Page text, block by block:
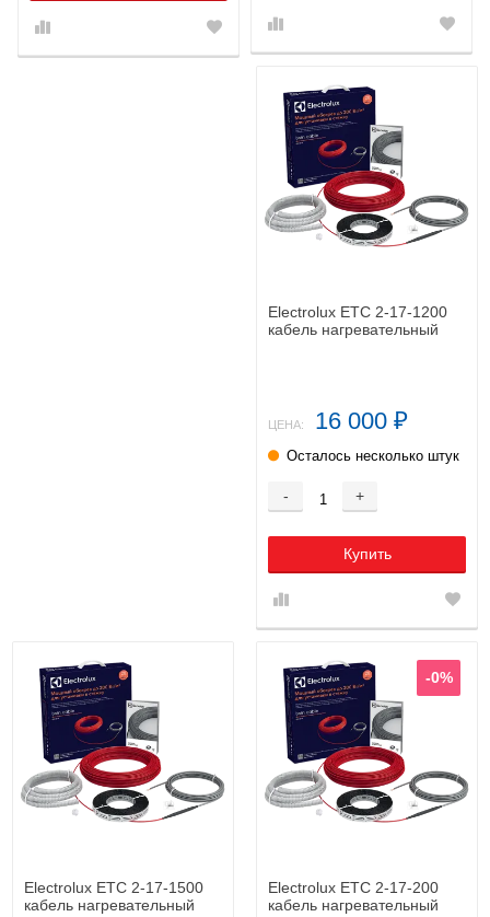
Electrolux ETC 2-17-1200
кабель нагревательный
ЦЕНА: 16 000 ₽
Осталось несколько штук
- +
Купить
Electrolux ETC 2-17-1500
кабель нагревательный
-0%
Electrolux ETC 2-17-200
кабель нагревательный